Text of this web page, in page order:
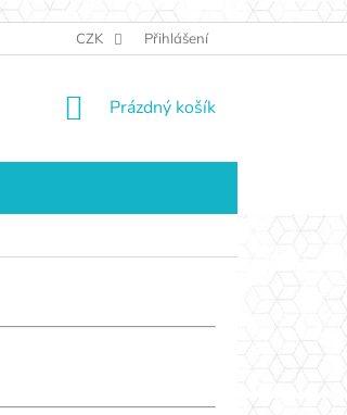
KONTAKTY KDO JSME?
CZK Přihlášení
NÁKUPNÍ
Prázdný košík